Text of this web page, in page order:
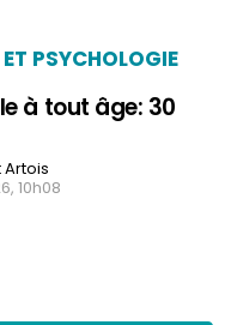
PSYCHOLOGIE
à tout âge: 30
10h08